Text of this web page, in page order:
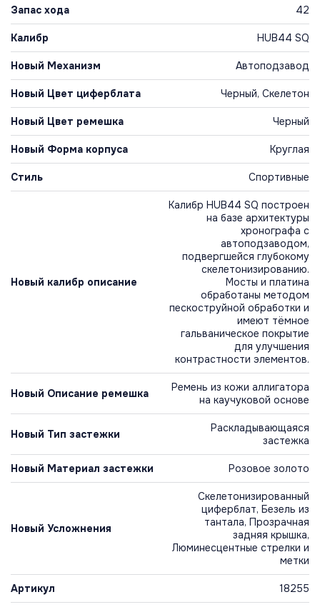
Запас хода 42
Калибр HUB44 SQ
Новый Механизм Автоподзавод
Новый Цвет циферблата Черный, Скелетон
Новый Цвет ремешка Черный
Новый Форма корпуса Круглая
Стиль Спортивные
Новый калибр описание
Калибр HUB44 SQ построен
на базе архитектуры
хронографа с
автоподзаводом,
подвергшейся глубокому
скелетонизированию.
Мосты и платина
обработаны методом
пескоструйной обработки и
имеют тёмное
гальваническое покрытие
для улучшения
контрастности элементов.
Новый Описание ремешка
Ремень из кожи аллигатора
на каучуковой основе
Новый Тип застежки
Раскладывающаяся
застежка
Новый Материал застежки Розовое золото
Новый Усложнения
Скелетонизированный
циферблат, Безель из
тантала, Прозрачная
задняя крышка,
Люминесцентные стрелки и
метки
Артикул 18255